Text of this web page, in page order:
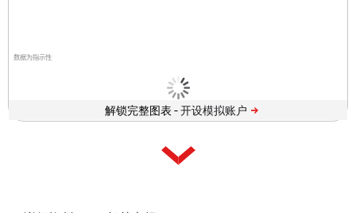
数据为指示性
解锁完整图表 -